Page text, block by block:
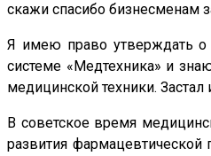
скажи спасибо бизнесменам
Я имею право утверждать о
системе «Медтехника» и
медицинской техники.
В советское время
развития